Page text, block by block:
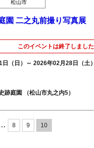
松山市
園 二之丸前撮り写真展
このイベントは終了しました
（日）～ 2026年02月28日（土）
跡庭園 （松山市丸之内5）
8 9 10